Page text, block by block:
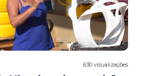
630 visualizações